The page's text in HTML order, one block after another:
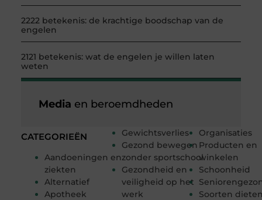
2222 betekenis: de krachtige boodschap van de
engelen
2121 betekenis: wat de engelen je willen laten
weten
CATEGORIEËN
Aandoeningen en
ziekten
Alternatief
Apotheek
Gewichtsverlies
Gezond bewegen
zonder sportschool
Gezondheid en
veiligheid op het
werk
Organisaties
Producten en
winkelen
Schoonheid
Soorten
Media en beroemdheden